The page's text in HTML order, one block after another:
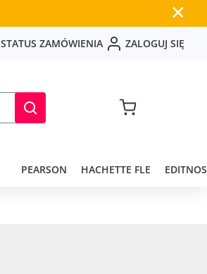
✕
STATUS ZAMÓWIENIA ZALOGUJ SIĘ
PEARSON HACHETTE FLE EDITNOS